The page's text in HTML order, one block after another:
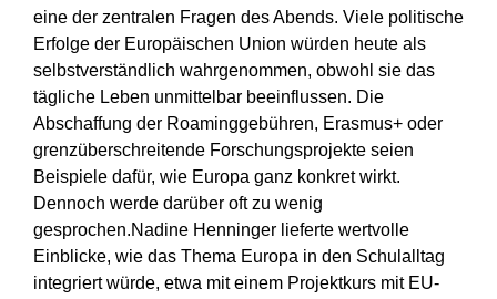
eine der zentralen Fragen des Abends. Viele politische
Erfolge der Europäischen Union würden heute als
selbstverständlich wahrgenommen, obwohl sie das
tägliche Leben unmittelbar beeinflussen. Die
Abschaffung der Roaminggebühren, Erasmus+ oder
grenzüberschreitende Forschungsprojekte seien
Beispiele dafür, wie Europa ganz konkret wirkt.
Dennoch werde darüber oft zu wenig
gesprochen.Nadine Henninger lieferte wertvolle
Einblicke, wie das Thema Europa in den Schulalltag
integriert würde, etwa mit einem Projektkurs mit EU-